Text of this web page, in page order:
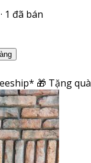
· 1 đã bán
🎁 Tặng quà